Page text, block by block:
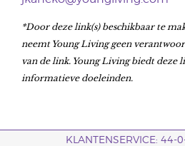
*Door deze link(s) beschikbaar te
neemt Young Living geen
van de link. Young Living biedt deze
informatieve doeleinden.
KLANTENSERVICE: